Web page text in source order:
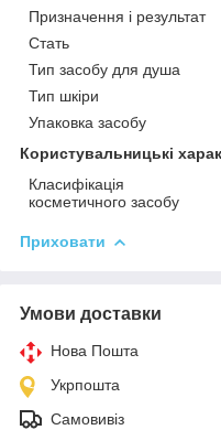
Призначення і результат
Стать
Тип засобу для душа
Тип шкіри
Упаковка засобу
Користувальницькі
Класифікація
косметичного засобу
Приховати
Умови доставки
Нова Пошта
Укрпошта
Самовивіз